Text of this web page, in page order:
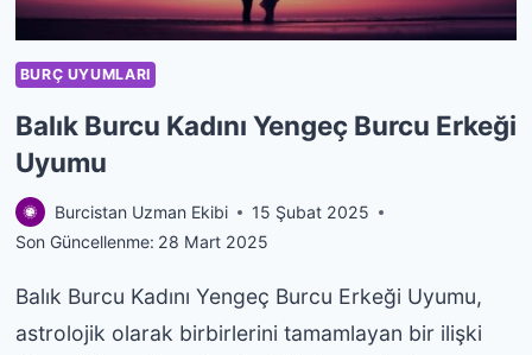
BURÇ UYUMLARI
Balık Burcu Kadını Yengeç Burcu Erkeği
Uyumu
Burcistan Uzman Ekibi
15 Şubat 2025
Son Güncellenme: 28 Mart 2025
Balık Burcu Kadını Yengeç Burcu Erkeği Uyumu,
astrolojik olarak birbirlerini tamamlayan bir ilişki